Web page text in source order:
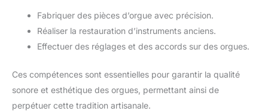
Fabriquer des pièces d’orgue avec précision.
Réaliser la restauration d’instruments anciens.
Effectuer des réglages et des accords sur des orgues.
Ces compétences sont essentielles pour garantir la qualité
sonore et esthétique des orgues, permettant ainsi de
perpétuer cette tradition artisanale.